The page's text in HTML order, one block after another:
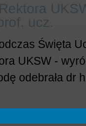
ucz.
Święta
UKSW -
odebrała dr